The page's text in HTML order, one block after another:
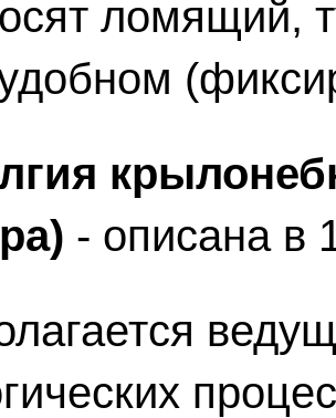
ломящий,
- описана в